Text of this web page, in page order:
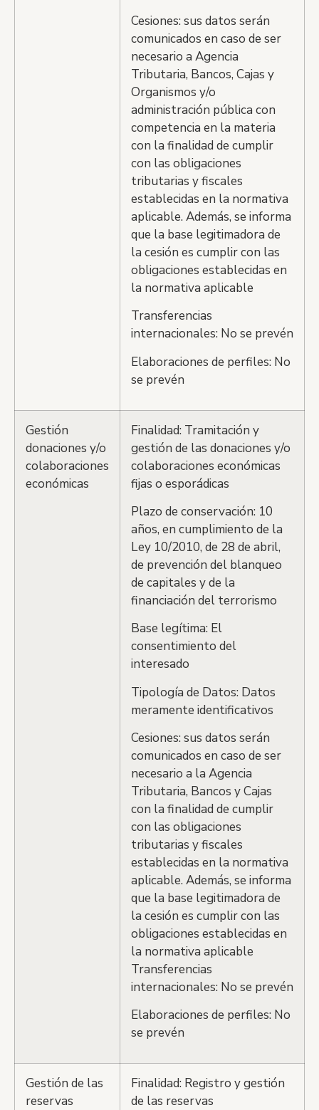
Cesiones: sus datos serán
comunicados en caso de ser
necesario a Agencia
Tributaria, Bancos, Cajas y
Organismos y/o
administración pública con
competencia en la materia
con la finalidad de cumplir
con las obligaciones
tributarias y fiscales
establecidas en la normativa
aplicable. Además, se informa
que la base legitimadora de
la cesión es cumplir con las
obligaciones establecidas en
la normativa aplicable
Transferencias
internacionales: No se prevén
Elaboraciones de perfiles: No
se prevén
Gestión
donaciones y/o
colaboraciones
económicas
Finalidad: Tramitación y
gestión de las donaciones y/o
colaboraciones económicas
fijas o esporádicas
Plazo de conservación: 10
años, en cumplimiento de la
Ley 10/2010, de 28 de abril,
de prevención del blanqueo
de capitales y de la
financiación del terrorismo
Base legítima: El
consentimiento del
interesado
Tipología de Datos: Datos
meramente identificativos
Cesiones: sus datos serán
comunicados en caso de ser
necesario a la Agencia
Tributaria, Bancos y Cajas
con la finalidad de cumplir
con las obligaciones
tributarias y fiscales
establecidas en la normativa
aplicable. Además, se informa
que la base legitimadora de
la cesión es cumplir con las
obligaciones establecidas en
la normativa aplicable
Transferencias
internacionales: No se prevén
Elaboraciones de perfiles: No
se prevén
Gestión de las
reservas
Finalidad: Registro y gestión
de las reservas